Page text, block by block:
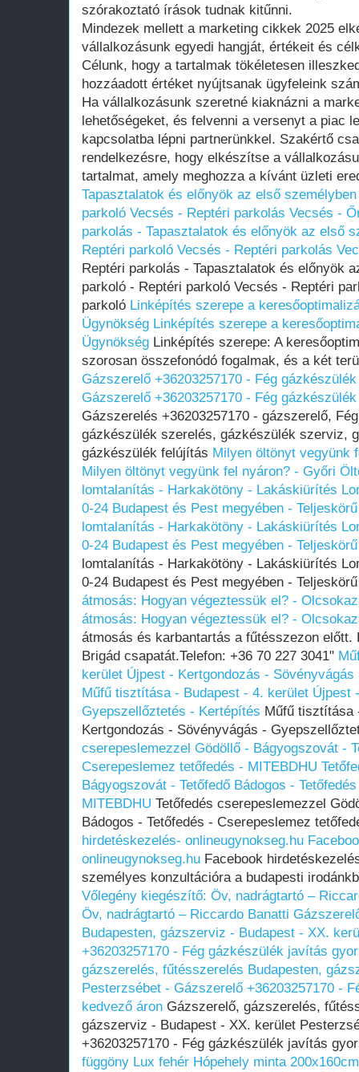
szórakoztató írások tudnak kitűnni.
Mindezek mellett a marketing cikkek 2025
vállalkozásunk egyedi hangját, értékeit és
Célunk, hogy a tartalmak tökéletesen
hozzáadott értéket nyújtsanak ügyfeleink
Ha vállalkozásunk szeretné kiaknázni a
lehetőségeket, és felvenni a versenyt a piac
kapcsolatba lépni partnerünkkel. Szakértő
rendelkezésre, hogy elkészítse a
tartalmat, amely meghozza a kívánt üzleti
Tapasztalatok és előnyök az első
parkoló Vecsés - Reptéri parkolás Vecsés -
parkolás - Tapasztalatok és előnyök az első
Reptéri parkoló Vecsés - Reptéri parkolás
Reptéri parkolás - Tapasztalatok és előnyök
parkoló - Reptéri parkoló Vecsés - Reptéri
parkoló Linképítés szerepe a
Ügynökség Linképítés szerepe a
Ügynökség Linképítés szerepe: A
szorosan összefonódó fogalmak, és a két
Gázszerelő +36203257170 - Fég
Gázszerelő +36203257170 - Fég
Gázszerelés +36203257170 - gázszerelő,
gázkészülék szerelés, gázkészülék szerviz,
gázkészülék felújítás Milyen öltönyt vegyünk
Milyen öltönyt vegyünk fel nyáron? - Győri
lomtalanítás - Harkakötöny - Lakáskiürítés
0-24 Budapest és Pest megyében‎ -
lomtalanítás - Harkakötöny - Lakáskiürítés
0-24 Budapest és Pest megyében‎ -
lomtalanítás - Harkakötöny - Lakáskiürítés
0-24 Budapest és Pest megyében‎ -
átmosás: Hogyan végeztessük el? -
átmosás: Hogyan végeztessük el? -
átmosás és karbantartás a fűtésszezon előtt.
Brigád csapatát.Telefon: +36 70 227 3041"
kerület Újpest - Kertgondozás -
Műfű tisztítása - Budapest - 4. kerület Újpest
Gyepszellőztetés - Kertépítés Műfű tisztítása
Kertgondozás - Sövényvágás -
cserepeslemezzel Gödöllő - Bágyogszovát -
Cserepeslemez tetőfedés - MITEBDHU
Bágyogszovát - Tetőfedő Bádogos -
MITEBDHU Tetőfedés cserepeslemezzel
Bádogos - Tetőfedés - Cserepeslemez
hirdetéskezelés- onlineugynokseg.hu
onlineugynokseg.hu Facebook
személyes konzultációra a budapesti
Vőlegény kiegészítő: Öv, nadrágtartó –
Öv, nadrágtartó – Riccardo Banatti
Budapesten, gázszerviz - Budapest - XX.
+36203257170 - Fég gázkészülék javítás
gázszerelés, fűtésszerelés Budapesten,
Pesterzsébet - Gázszerelő +36203257170 -
kedvező áron Gázszerelő, gázszerelés,
gázszerviz - Budapest - XX. kerület
+36203257170 - Fég gázkészülék javítás
függöny Lux fehér Hópehely minta